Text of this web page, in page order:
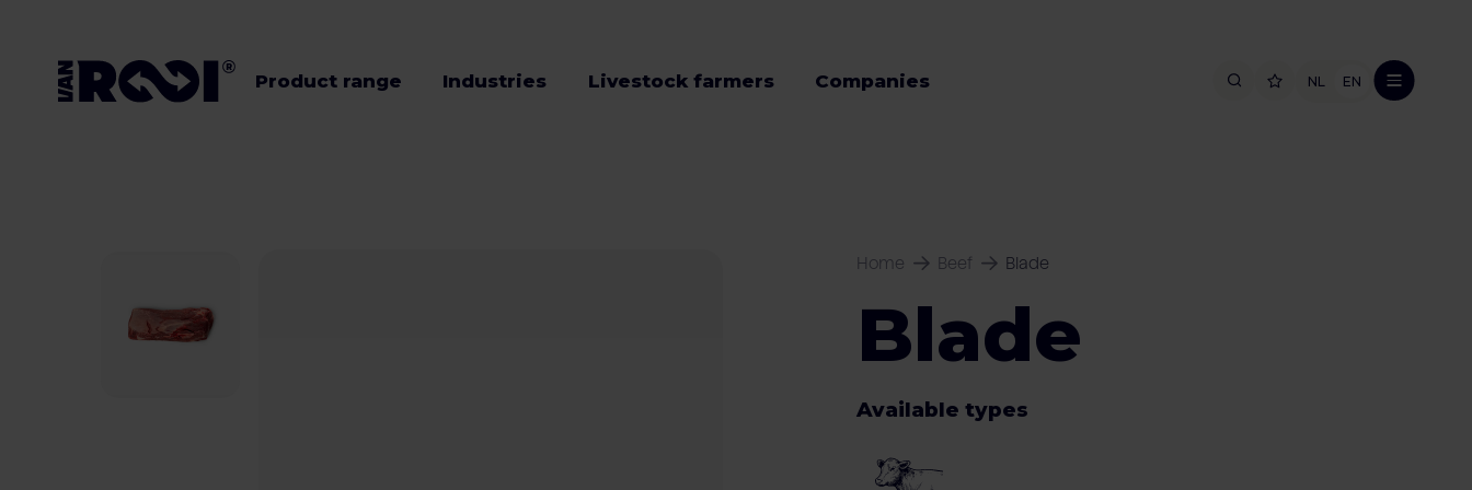
Product range Industries Livestock farmers Companies NL EN
Industries
Home Beef Blade
Blade
Available types